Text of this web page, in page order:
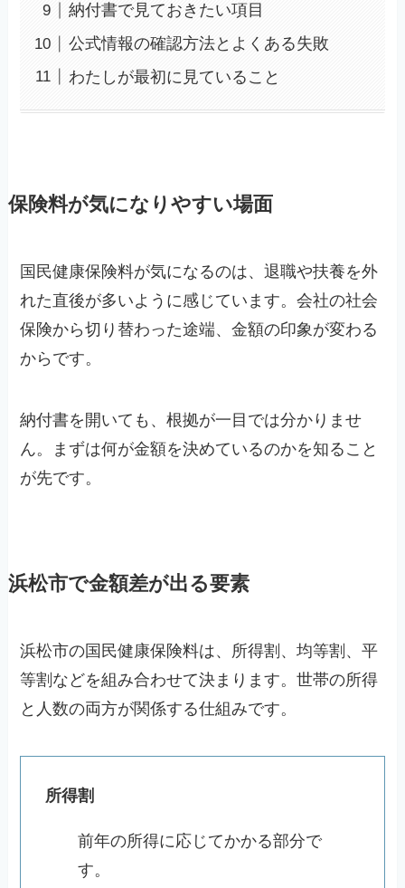
納付書で見ておきたい項目
公式情報の確認方法とよくある失敗
わたしが最初に見ていること
保険料が気になりやすい場面
国民健康保険料が気になるのは、退職や扶養を外
れた直後が多いように感じています。会社の社会
保険から切り替わった途端、金額の印象が変わる
からです。
納付書を開いても、根拠が一目では分かりませ
ん。まずは何が金額を決めているのかを知ること
が先です。
浜松市で金額差が出る要素
浜松市の国民健康保険料は、所得割、均等割、平
等割などを組み合わせて決まります。世帯の所得
と人数の両方が関係する仕組みです。
所得割
前年の所得に応じてかかる部分で
す。